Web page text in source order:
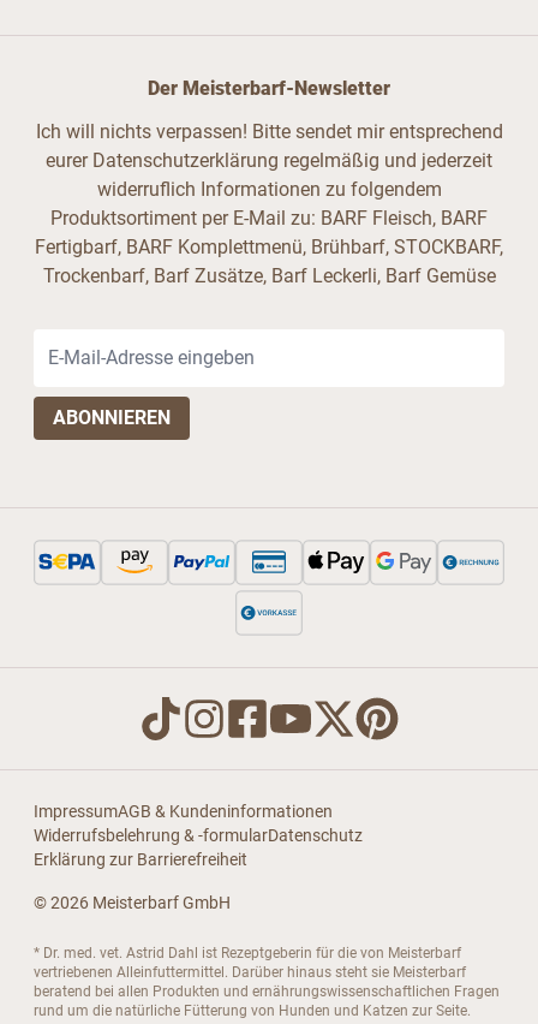
Der Meisterbarf-Newsletter
Ich will nichts verpassen! Bitte sendet mir entsprechend
eurer Datenschutzerklärung regelmäßig und jederzeit
widerruflich Informationen zu folgendem
Produktsortiment per E-Mail zu: BARF Fleisch, BARF
Fertigbarf, BARF Komplettmenü, Brühbarf, STOCKBARF,
Trockenbarf, Barf Zusätze, Barf Leckerli, Barf Gemüse
ImpressumAGB & Kundeninformationen
Widerrufsbelehrung & -formularDatenschutz
Erklärung zur Barrierefreiheit
© 2026 Meisterbarf GmbH
* Dr. med. vet. Astrid Dahl ist Rezeptgeberin für die von Meisterbarf
vertriebenen Alleinfuttermittel. Darüber hinaus steht sie Meisterbarf
beratend bei allen Produkten und ernährungswissenschaftlichen Fragen
rund um die natürliche Fütterung von Hunden und Katzen zur Seite.